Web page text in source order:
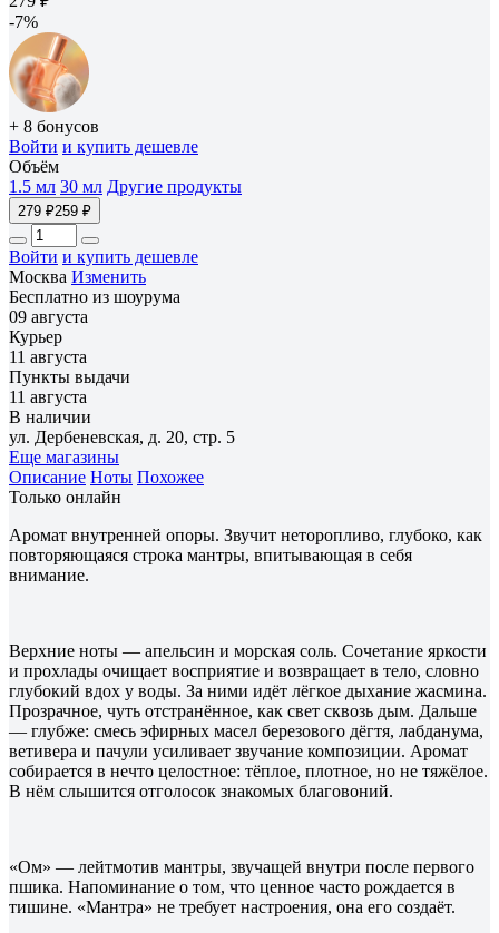
-7%
+ 8 бонусов
Войти и купить дешевле
Объём
1.5 мл 30 мл Другие продукты
279 ₽259 ₽
Войти и купить дешевле
Москва Изменить
Бесплатно из шоурума
09 августа
Курьер
11 августа
Пункты выдачи
11 августа
В наличии
ул. Дербеневская, д. 20, стр. 5
Еще магазины
Описание Ноты Похожее
Только онлайн
Аромат внутренней опоры. Звучит неторопливо, глубоко, как
повторяющаяся строка мантры, впитывающая в себя
внимание.
Верхние ноты — апельсин и морская соль. Сочетание яркости
и прохлады очищает восприятие и возвращает в тело, словно
глубокий вдох у воды. За ними идёт лёгкое дыхание жасмина.
Прозрачное, чуть отстранённое, как свет сквозь дым. Дальше
— глубже: смесь эфирных масел березового дёгтя, лабданума,
ветивера и пачули усиливает звучание композиции. Аромат
собирается в нечто целостное: тёплое, плотное, но не тяжёлое.
В нём слышится отголосок знакомых благовоний.
«Ом» — лейтмотив мантры, звучащей внутри после первого
пшика. Напоминание о том, что ценное часто рождается в
тишине. «Мантра» не требует настроения, она его создаёт.